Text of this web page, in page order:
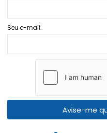
Seu e-mail:
Avise-me